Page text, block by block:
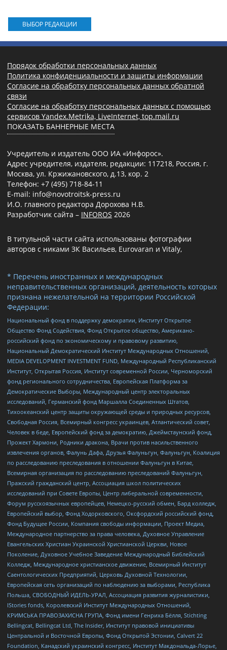
ВЫБОР РЕДАКЦИИ
Порядок обработки персональных данных
Политика конфиденциальности и защиты информации
Согласие на обработку персональных данных обратной
связи
Согласие на обработку персональных данных с помощью
сервисов Yandex.Metrika, LiveInternet, top.mail.ru
ПОКАЗАТЬ БАННЕРНЫЕ МЕСТА
Учредитель и издатель ООО ИА «Инфорос».
Адрес учредителя, издателя, редакции: 117218, Россия, г.
Москва, ул. Кржижановского, д.13, кор. 2
Телефон: +7 (495) 718-84-11
E-mail: info@novotroitsk-press.ru
И.О. главного редактора Дорохова Н.В.
Разработчик сайта – INFOROS 2026
В титульной части сайта использованы фотографии
авторов с никами ЗК Васильев, Eurovaran и Vitaly,
* Перечень иностранных и международных
неправительственных организаций, деятельность которых
признана нежелательной на территории Российской
Федерации:
Национальный фонд в поддержку демократии, Институт Открытое
Общество Фонд Содействия, Фонд Открытое общество, Американо-
российский фонд по экономическому и правовому развитию,
Национальный Демократический Институт Международных Отношений,
MEDIA DEVELOPMENT INVESTMENT FUND, Международный Республиканский
Институт, Открытая Россия, Институт современной России, Черноморский
фонд регионального сотрудничества, Европейская Платформа за
Демократические Выборы, Международный центр электоральных
исследований, Германский фонд Маршалла Соединенных Штатов,
Тихоокеанский центр защиты окружающей среды и природных ресурсов,
Свободная Россия, Всемирный конгресс украинцев, Атлантический совет,
Человек в беде, Европейский фонд за демократию, Джеймстаунский фонд,
Прожект Хармони, Родники дракона, Врачи против насильственного
извлечения органов, Фалунь Дафа, Друзья Фалуньгун, Фалуньгун, Коалиция
по расследованию преследования в отношении Фалуньгун в Китае,
Всемирная организация по расследованию преследований Фалуньгун,
Пражский гражданский центр, Ассоциация школ политических
исследований при Совете Европы, Центр либеральной современности,
Форум русскоязычных европейцев, Немецко-русский обмен, Бард колледж,
Европейский выбор, Фонд Ходорковского, Оксфордский российский фонд,
Фонд Будущее России, Компания свободы информации, Проект Медиа,
Международное партнерство за права человека, Духовное Управление
Евангельских Христиан Украинской Христианской Церкви, Новое
Поколение, Духовное Учебное Заведение Международный Библейский
Колледж, Международное христианское движение, Всемирный Институт
Саентологических Предприятий, Церковь Духовной Технологии,
Европейская сеть организаций по наблюдению за выборами, Республика
Польша, СВОБОДНЫЙ ИДЕЛЬ-УРАЛ, Ассоциация развития журналистики,
IStories fonds, Королевский Институт Международных Отношений,
КРИМСЬКА ПРАВОЗАХИСНА ГРУПА, Фонд имени Генриха Бёлля, Stichting
Bellingcat, Bellingcat Ltd, The Insider, Институт правовой инициативы
Центральной и Восточной Европы, Фонд Открытой Эстонии, Calvert 22
Foundation, Канадский украинский конгресс, Институт Макдональда-Лорье,